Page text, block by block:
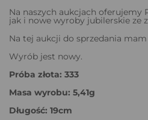
Na naszych aukcjach oferujemy
jak i nowe wyroby jubilerskie ze
Na tej aukcji do sprzedania mam
Wyrób jest nowy.
Próba złota: 333
Masa wyrobu: 5,41g
Długość: 19cm